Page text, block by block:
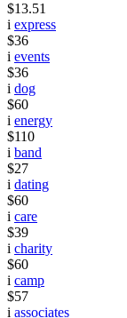
$13.51
i express
$36
i events
$36
i dog
$60
i energy
$110
i band
$27
i dating
$60
i care
$39
i charity
$60
i camp
$57
i associates